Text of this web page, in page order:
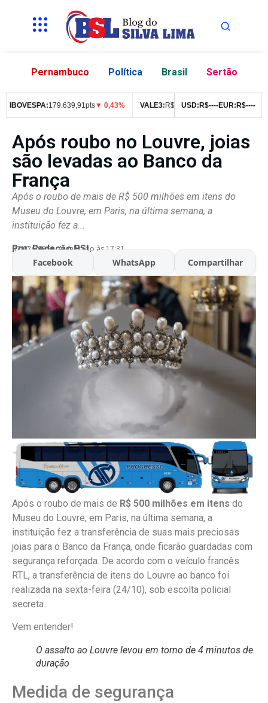
Pernambuco Política Brasil Sertão
179.639,91pts▼ 0,43% VALE3:R$76,99 ▼ 2,49% ITUB4:R$
USD: R$----EUR: R$----
Após roubo no Louvre, joias
são levadas ao Banco da
França
Após o roubo de mais de R$ 500 milhões em itens do
Museu do Louvre, em Paris, na última semana, a
instituição fez a...
Por:Redação BSL
07/02/2026 Atualizado às 17:31
Facebook WhatsApp Compartilhar
Após o roubo de mais de R$ 500 milhões em itens do
Museu do Louvre, em Paris, na última semana, a
instituição fez a transferência de suas mais preciosas
joias para o Banco da França, onde ficarão guardadas com
segurança reforçada. De acordo com o veículo francês
RTL, a transferência de itens do Louvre ao banco foi
realizada na sexta-feira (24/10), sob escolta policial
secreta.
Vem entender!
O assalto ao Louvre levou em torno de 4 minutos de
duração
Medida de segurança